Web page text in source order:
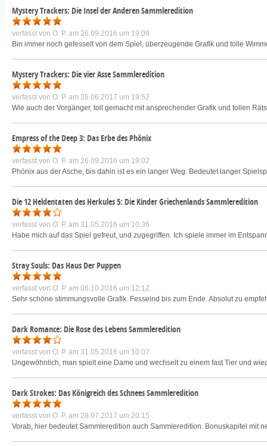
Mystery Trackers: Die Insel der Anderen Sammleredition
verfasst von O. P. am 26.09.2016 um 19:09
Bin immer noch gefesselt von dem Spiel, überzeugende Grafik und tolle
Mystery Trackers: Die vier Asse Sammleredition
verfasst von O. P. am 26.06.2017 um 19:52
Wie auch der Vorgänger, toll gemacht mit ansprechender Grafik und tollen
Empress of the Deep 3: Das Erbe des Phönix
verfasst von O. P. am 26.09.2016 um 19:02
Phönix aus der Asche, bis dahin ist es ein langer Weg. Bedeutet langer
Die 12 Heldentaten des Herkules 5: Die Kinder Griechenlands Sammleredition
verfasst von O. P. am 31.05.2016 um 10:36
Habe mich auf das Spiel gefreut, und zugegriffen. Ich spiele immer im
Stray Souls: Das Haus Der Puppen
verfasst von O. P. am 06.10.2016 um 12:12
Sehr schöne stimmungsvolle Grafik. Fesselnd bis zum Ende. Absolut zu
Dark Romance: Die Rose des Lebens Sammleredition
verfasst von O. P. am 31.05.2016 um 10:07
Ungewöhnlich, man spielt eine Dame und wechselt zu einem fast Tier und
Dark Strokes: Das Königreich des Schnees Sammleredition
verfasst von O. P. am 28.07.2017 um 20:15
Vorab, hier bedeutet Sammleredition auch Sammleredition. Bonuskapitel mit